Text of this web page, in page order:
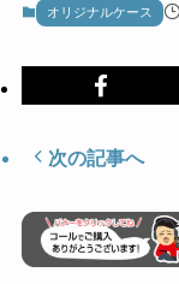
オリジナルケース
次の記事へ